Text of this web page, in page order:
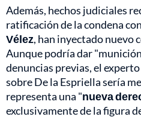
Además, hechos judiciales
ratificación de la condena
Vélez, han inyectado nuevo
Aunque podría dar
denuncias previas, el
sobre De la Espriella sería
representa una "nueva
exclusivamente de la figura